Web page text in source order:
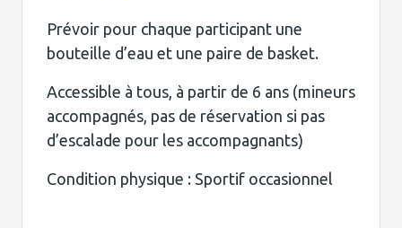
Prévoir pour chaque participant une
bouteille d’eau et une paire de basket.
Accessible à tous, à partir de 6 ans (mineurs
accompagnés, pas de réservation si pas
d’escalade pour les accompagnants)
Condition physique : Sportif occasionnel